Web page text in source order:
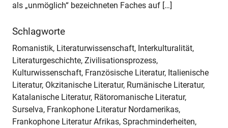
als „unmöglich“ bezeichneten Faches auf […]
Schlagworte
Romanistik, Literaturwissenschaft, Interkulturalität,
Literaturgeschichte, Zivilisationsprozess,
Kulturwissenschaft, Französische Literatur, Italienische
Literatur, Okzitanische Literatur, Rumänische Literatur,
Katalanische Literatur, Rätoromanische Literatur,
Surselva, Frankophone Literatur Nordamerikas,
Frankophone Literatur Afrikas, Sprachminderheiten,